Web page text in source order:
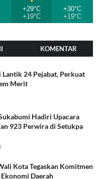
+29°C
+19°C
+30°C
+19°C
KOMENTAR
24 Pejabat, Perkuat
Merit
Hadiri Upacara
923 Perwira di Setukpa
Kota Tegaskan Komitmen
Daerah